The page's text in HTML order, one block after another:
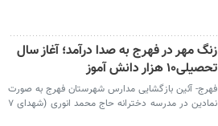
زنگ مهر در فهرج به صدا درآمد؛ آغاز سال
تحصیلی۱۰ هزار دانش آموز
فهرج- آئین بازگشایی مدارس شهرستان فهرج به صورت
نمادین در مدرسه دخترانه حاج محمد انوری (شهدای ۷